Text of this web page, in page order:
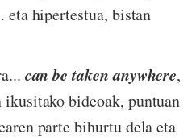
eta hipertestua, bistan
can be taken anywhere,
ikusitako bideoak, puntuan
parte bihurtu dela eta